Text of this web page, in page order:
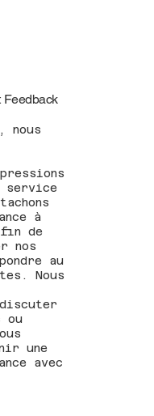
Feedback
nous
à
de
nos
au
Nous
ou
une
avec